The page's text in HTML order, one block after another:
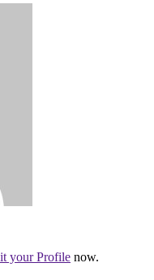
your Profile now.